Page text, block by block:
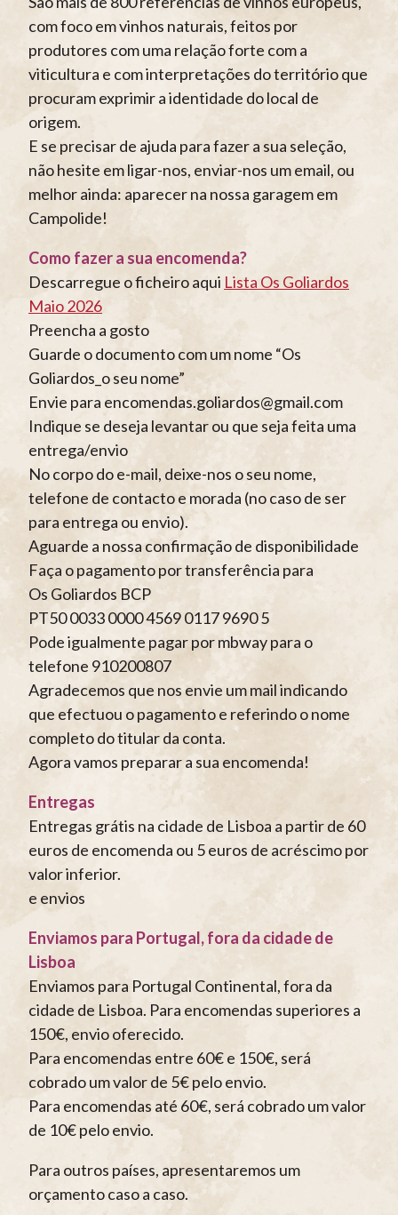
com foco em vinhos naturais, feitos por
produtores com uma relação forte com a
viticultura e com interpretações do território que
procuram exprimir a identidade do local de
origem.
E se precisar de ajuda para fazer a sua seleção,
não hesite em ligar-nos, enviar-nos um email, ou
melhor ainda: aparecer na nossa garagem em
Campolide!
Como fazer a sua encomenda?
Descarregue o ficheiro aqui Lista Os Goliardos
Maio 2026
Preencha a gosto
Guarde o documento com um nome “Os
Goliardos_o seu nome”
Envie para encomendas.goliardos@gmail.com
Indique se deseja levantar ou que seja feita uma
entrega/envio
No corpo do e-mail, deixe-nos o seu nome,
telefone de contacto e morada (no caso de ser
para entrega ou envio).
Aguarde a nossa confirmação de disponibilidade
Faça o pagamento por transferência para
Os Goliardos BCP
PT50 0033 0000 4569 0117 9690 5
Pode igualmente pagar por mbway para o
telefone 910200807
Agradecemos que nos envie um mail indicando
que efectuou o pagamento e referindo o nome
completo do titular da conta.
Agora vamos preparar a sua encomenda!
Entregas
Entregas grátis na cidade de Lisboa a partir de 60
euros de encomenda ou 5 euros de acréscimo por
valor inferior.
e envios
Enviamos para Portugal, fora da cidade de
Lisboa
Enviamos para Portugal Continental, fora da
cidade de Lisboa. Para encomendas superiores a
150€, envio oferecido.
Para encomendas entre 60€ e 150€, será
cobrado um valor de 5€ pelo envio.
Para encomendas até 60€, será cobrado um valor
de 10€ pelo envio.
Para outros países, apresentaremos um
orçamento caso a caso.